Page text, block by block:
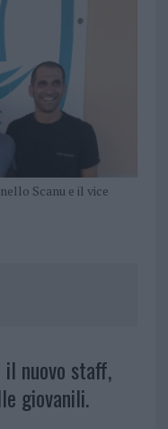
Scanu e il vice
nuovo staff,
giovanili.